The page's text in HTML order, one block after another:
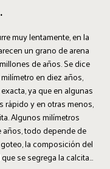
muy lentamente, en la
un grano de arena
de años. Se dice
en diez años,
ya que en algunas
rápido y en otras menos,
Algunos milímetros
todo depende de
la composición del
se segrega la calcita...